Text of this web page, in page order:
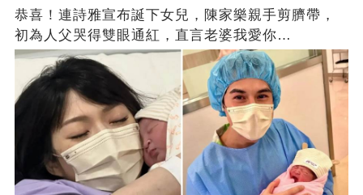
恭喜！連詩雅宣布誕下女兒，陳家樂親手剪臍帶，
初為人父哭得雙眼通紅，直言老婆我愛你…